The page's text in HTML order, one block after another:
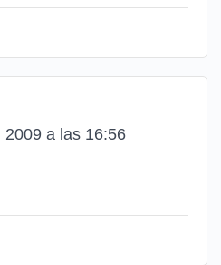
2009 a las 16:56